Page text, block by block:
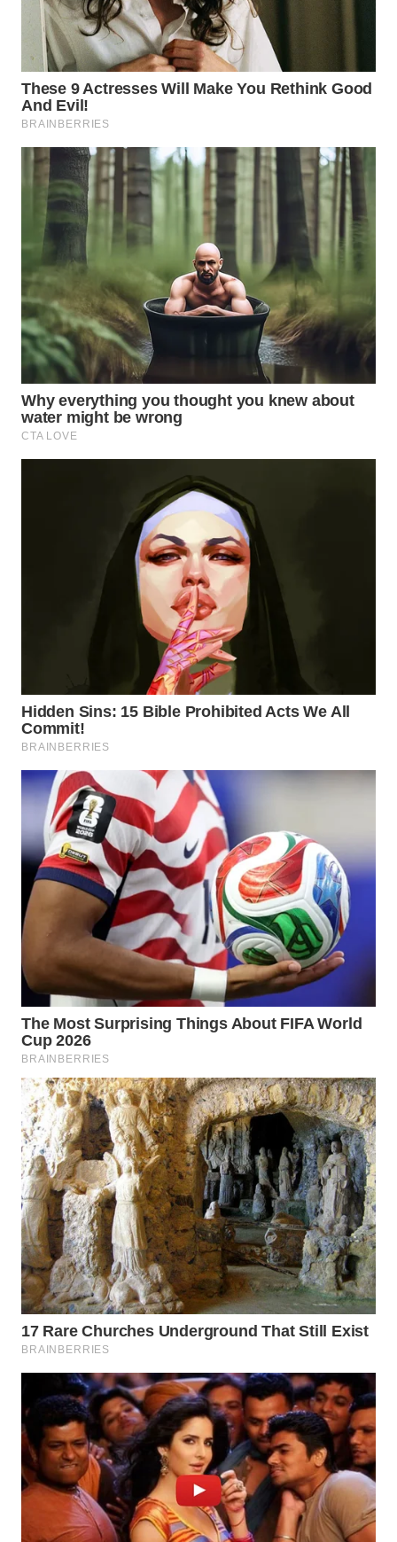
WN
INDRAMAYU
WN
KUNINGAN
WN
MAJALENGKA
WN
SUKABUMI
WN
PURWAKARTA
WN
PRIANGAN
TIMUR
WN
MADURA
WN
SURABAYA
WN
NATUNA
WN
WN
MANDALIKA
WN
LIKUPANG
WN
LABUANBAJO
WN
BORNEO
Wahana
Media
Group
WAHANA
TANI
WAHANA
ADVOKAT
WAHANA
INFRASTRUKTUR